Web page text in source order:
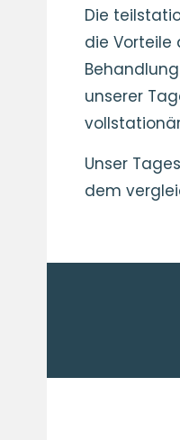
Die
die
unserer
Unser
dem